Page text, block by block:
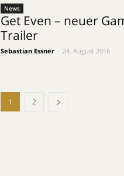
News
Get Even – neuer
Trailer
Sebastian Essner 24. August 2016
1 2